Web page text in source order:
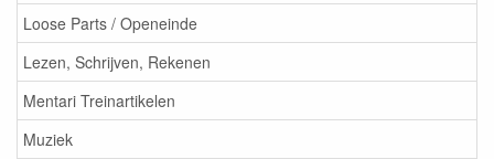
Loose Parts / Openeinde
Lezen, Schrijven, Rekenen
Mentari Treinartikelen
Muziek